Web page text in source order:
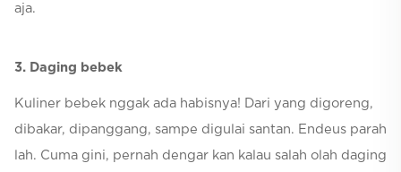
aja.
3. Daging bebek
Kuliner bebek nggak ada habisnya! Dari yang digoreng,
dibakar, dipanggang, sampe digulai santan. Endeus parah
lah. Cuma gini, pernah dengar kan kalau salah olah daging